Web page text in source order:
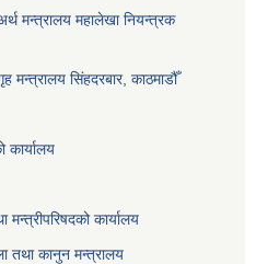
मन्त्रालय महालेखा नियन्त्रक
मन्त्रालय सिंहदरबार, काठमाडौँ
मन्त्रीपरिषदको कार्यालय
तथा कानुन मन्त्रालय